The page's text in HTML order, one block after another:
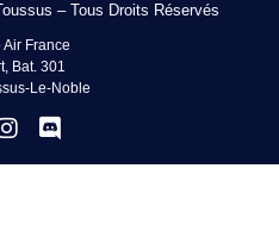
– Tous Droits Réservés
France
Bat. 301
Le-Noble